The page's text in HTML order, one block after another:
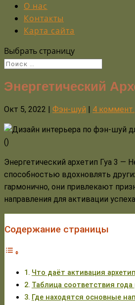
О нас
Контакты
Карта сайта
Выбрать страницу
Энергетический
Окт 5, 2022 Фэн-шуй 4 коммент.
()
Энергетический архетип Гуа 3 —
способностью вдохновлять
гармонично, они привлекают
направления для активации
Содержание страницы
Что даёт активация
Таблица соответствия
Где находятся основные